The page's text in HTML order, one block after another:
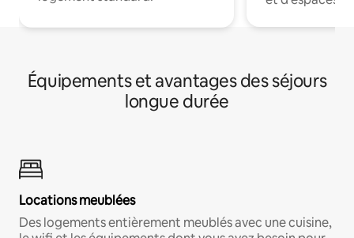
Équipements et avantages des séjours
longue durée
Locations meublées
Des logements entièrement meublés avec une cuisine,